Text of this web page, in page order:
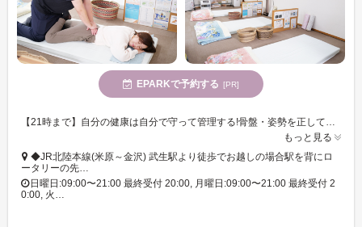
EPARKで予約する [PR]
【21時まで】自分の健康は自分で守って管理する!骨盤・姿勢を正して体本来の力を高めていくカイロプラクティックで根本改善が期待できます!
もっと見る
◆JR北陸本線(米原～金沢) 武生駅より徒歩でお越しの場合駅を背にロ
ータリーの先…
日曜日:09:00〜21:00 最終受付 20:00, 月曜日:09:00〜21:00 最終受付 2
0:00, 火…